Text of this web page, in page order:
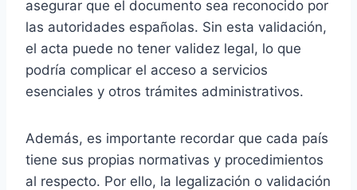
asegurar que el documento sea reconocido por
las autoridades españolas. Sin esta validación,
el acta puede no tener validez legal, lo que
podría complicar el acceso a servicios
esenciales y otros trámites administrativos.
Además, es importante recordar que cada país
tiene sus propias normativas y procedimientos
al respecto. Por ello, la legalización o validación